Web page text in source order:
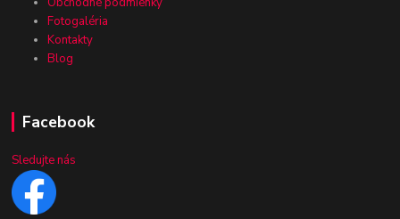
Fotogaléria
Kontakty
Blog
Facebook
Sledujte nás